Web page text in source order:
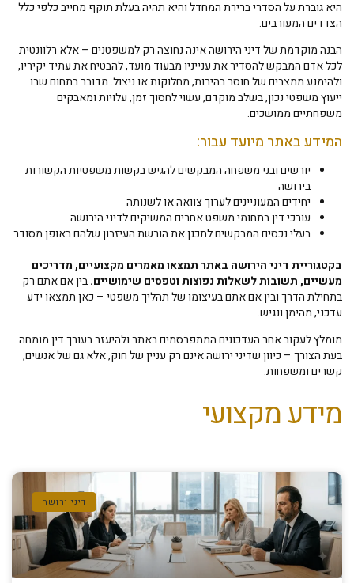
היא גוברת על הסדרי ברירת המחדל והיא תהיה בעלת תוקף מחייב כלפי כלל
הצדדים המעורבים.
הבנה מוקדמת של דיני הירושה אינה נחוצה רק למשפטנים – אלא רלוונטית
לכל אדם המבקש להסדיר את ענייניו מבעוד מועד, להבטיח את עתיד יקיריו,
ולהימנע ממצבים של חוסר בהירות, מחלוקות או ניצול. מדובר בתחום שבו
ייעוץ משפטי נכון, בשלב מוקדם, עשוי לחסוך זמן, עלויות ומאבקים
משפחתיים ממושכים.
המידע באתר מיועד עבור:
יורשים ובני משפחה המבקשים להגיש בקשות משפטיות הקשורות
בירושה
יחידים המעוניינים לערוך צוואה או לשנותה
עורכי דין בתחומי משפט אחרים המשיקים לדיני הירושה
בעלי נכסים המבקשים לתכנן את הורשת העיזבון שלהם באופן מסודר
בקטגוריית דיני הירושה באתר תמצאו מאמרים מקצועיים, מדריכים
מעשיים, תשובות לשאלות נפוצות וטפסים שימושיים.בין אם אתם רק
בתחילת הדרך ובין אם אתם בעיצומו של תהליך משפטי – כאן תמצאו ידע
עדכני, מהימן ונגיש.
מומלץ לעקוב אחר העדכונים המתפרסמים באתר ולהיעזר בעורך דין מומחה
בעת הצורך – כיוון שדיני ירושה אינם רק עניין של חוק, אלא גם של אנשים,
קשרים ומשפחות.
מידע מקצועי
דיני ירושה